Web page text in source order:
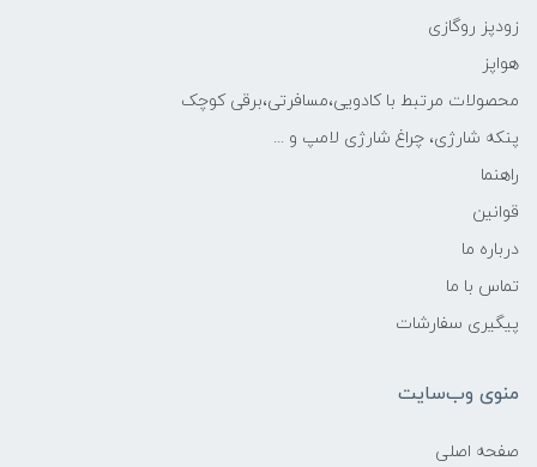
زودپز روگازی
هواپز
محصولات مرتبط با کادویی،مسافرتی،برقی کوچک
پنکه شارژی، چراغ شارژی لامپ و ...
راهنما
قوانین
درباره ما
تماس با ما
پیگیری سفارشات
منوی وب‌سایت
صفحه اصلی